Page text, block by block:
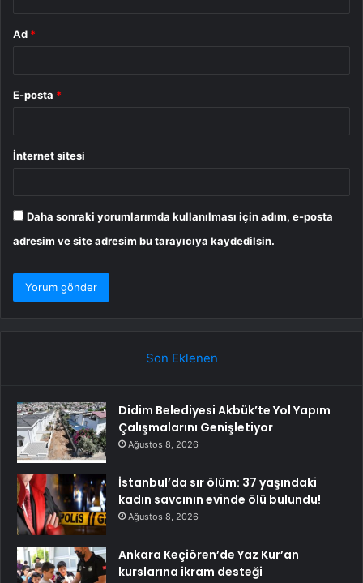
Ad *
E-posta *
İnternet sitesi
Daha sonraki yorumlarımda kullanılması için adım, e-posta
adresim ve site adresim bu tarayıcıya kaydedilsin.
Son Eklenen
Didim Belediyesi Akbük’te Yol Yapım
Çalışmalarını Genişletiyor
Ağustos 8, 2026
İstanbul’da sır ölüm: 37 yaşındaki
kadın savcının evinde ölü bulundu!
Ağustos 8, 2026
Ankara Keçiören’de Yaz Kur’an
kurslarına ikram desteği